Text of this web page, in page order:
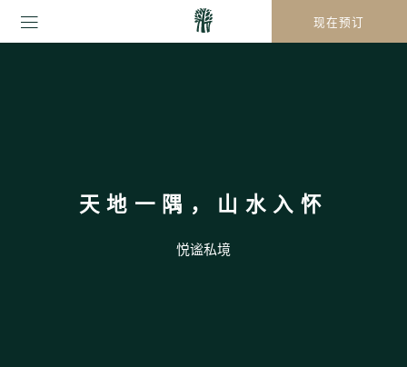
现在预订
天地一隅，山水入怀
悦谧私境